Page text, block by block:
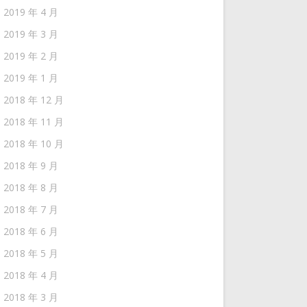
2019 年 4 月
2019 年 3 月
2019 年 2 月
2019 年 1 月
2018 年 12 月
2018 年 11 月
2018 年 10 月
2018 年 9 月
2018 年 8 月
2018 年 7 月
2018 年 6 月
2018 年 5 月
2018 年 4 月
2018 年 3 月